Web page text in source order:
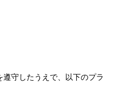
守したうえで、以下のプラ